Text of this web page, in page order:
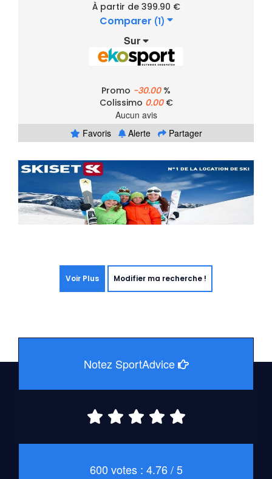
À partir de 399.90 €
Comparer (1)
Sur
Promo -30.00%
Colissimo 0.00€
Aucun avis
Favoris
Alerte Partager
Voir Plus Modifier ma recherche !
Notez SportAdvice
600 votes : 4.76 / 5